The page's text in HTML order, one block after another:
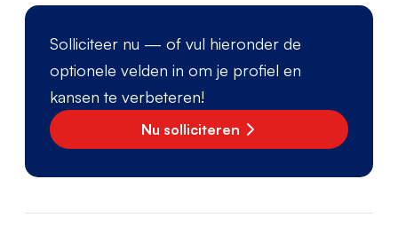
Solliciteer nu — of vul hieronder de
optionele velden in om je profiel en
kansen te verbeteren!
Nu solliciteren